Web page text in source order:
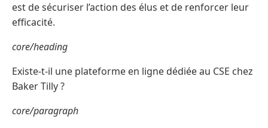
est de sécuriser l’action des élus et de renforcer leur
efficacité.
core/heading
Existe-t-il une plateforme en ligne dédiée au CSE chez
Baker Tilly ?
core/paragraph